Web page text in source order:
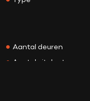
Aantal deuren
Aantal zitplaatsen